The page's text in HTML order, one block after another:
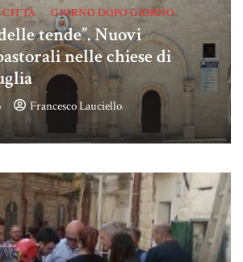
GIORNO DOPO GIORNO
tende”. Nuovi
nelle chiese di
Francesco Lauciello